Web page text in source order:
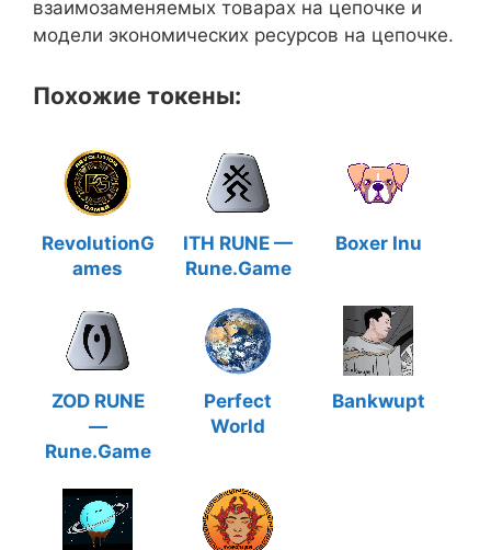
взаимозаменяемых товарах на цепочке и
модели экономических ресурсов на цепочке.
Похожие токены:
RevolutionG
ames
ITH RUNE —
Rune.Game
Boxer Inu
ZOD RUNE
—
Rune.Game
Perfect
World
Bankwupt